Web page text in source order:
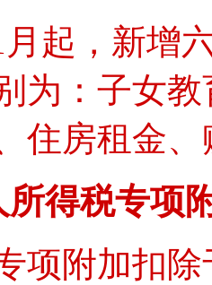
月起，新增
为：子女
住房租金
得税专项
项附加扣